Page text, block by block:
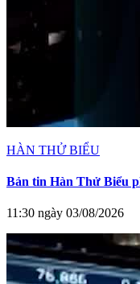
HÀN THỬ BIỂU
Bản tin Hàn Thử Biểu
11:30 ngày 03/08/2026